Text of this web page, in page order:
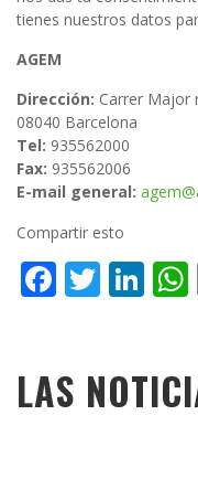
tienes nuestros datos
AGEM
Dirección: Carrer Major
08040 Barcelona
Tel: 935562000
Fax: 935562006
E-mail general:
Compartir esto
LAS